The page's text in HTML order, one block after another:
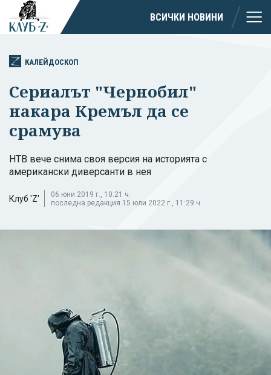
ВСИЧКИ НОВИНИ
КАЛЕЙДОСКОП
Сериалът "Чернобил"
накара Кремъл да се
срамува
НТВ вече снима своя версия на историята с
американски диверсанти в нея
Клуб 'Z'
06 юни 2019 г., 10:21 ч.
последна редакция 15 юли 2022 г., 11:29 ч.